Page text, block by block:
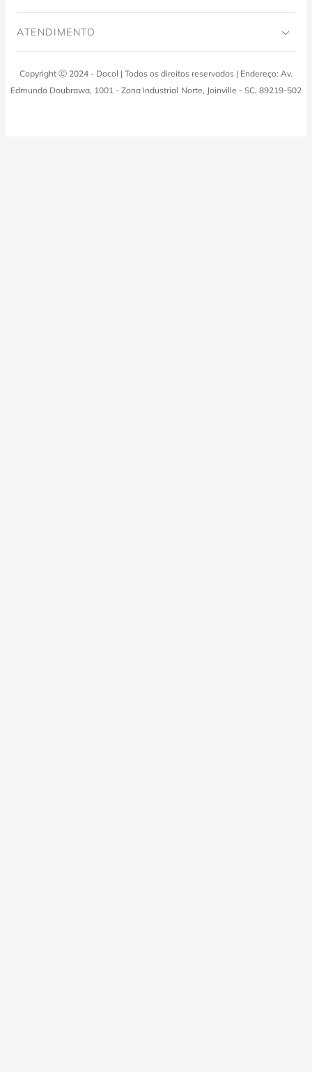
Trabalhe Conosco
Viva Docol
Instalações hidraulicas
Código de Ética
Profissionais
ATENDIMENTO
Docol Responde
Copyright Ⓒ 2024 - Docol | Todos os direitos reservados | Endereço: Av.
Edmundo Doubrawa, 1001 - Zona Industrial Norte, Joinville - SC, 89219-502